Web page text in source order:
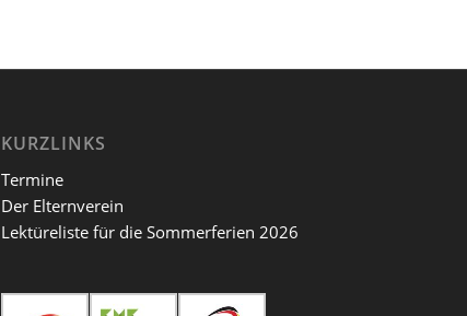
KURZLINKS
Termine
Der Elternverein
Lektüreliste für die Sommerferien 2026